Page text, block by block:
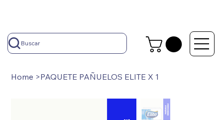
Buscar
Home >PAQUETE PAÑUELOS ELITE X 1